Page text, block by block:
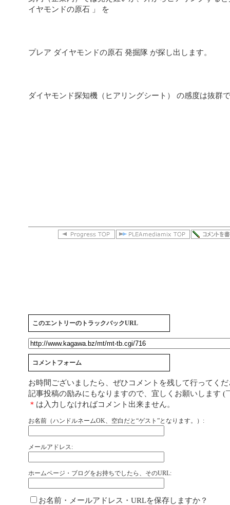
イヤモンドの原石 」 を
プレア ダイヤモンドの原石 発掘隊 が探し出します。
ダイヤモンド探知機（ヒアリングシート） の感度は抜群
このエントリーのトラックバックURL
コメントフォーム
お時間ございましたら、ぜひコメントを残して行ってく
記事投稿の励みにもなりますので、宜しくお願いします
＊ は入力しなければコメント出来ません。
お名前（ハンドルネームOK、空白だと“ゲスト”となります。）:
メールアドレス:
ホームページ・ブログをお持ちでしたら、そのURL:
お名前・メールアドレス・URLを保存しますか？